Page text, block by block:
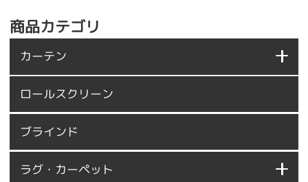
商品カテゴリ
カーテン
ロールスクリーン
ブラインド
ラグ・カーペット